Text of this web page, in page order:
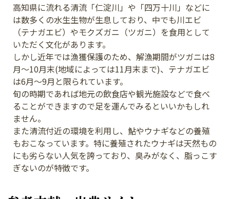
高知県に流れる清流「仁淀川」や「四万十川」などに
は数多くの水生生物が生息しており、中でも川エビ
（テナガエビ）やモクズガニ（ツガニ）を食用として
いただく文化があります。
しかし近年では漁獲保護のため、解漁期間がツガニは8
月～10月末(地域によっては11月末まで)、テナガエビ
は6月～9月と限られています。
旬の時期であれば地元の飲食店や観光施設などで食べ
ることができますので足を運んでみるといいかもしれ
ません。
また清流付近の環境を利用し、鮎やウナギなどの養殖
もおこなっています。特に養殖されたウナギは天然もの
にも劣らない人気を誇っており、臭みがなく、脂っこす
ぎないのが特徴です。